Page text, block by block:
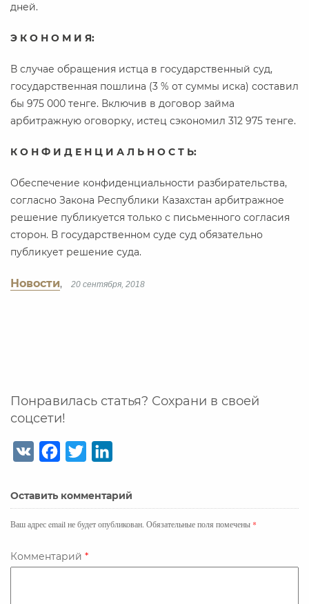
дней.
Э К О Н О М И Я:
В случае обращения истца в государственный суд,
государственная пошлина (3 % от суммы иска) составил
бы 975 000 тенге. Включив в договор займа
арбитражную оговорку, истец сэкономил 312 975 тенге.
К О Н Ф И Д Е Н Ц И А Л Ь Н О С Т Ь:
Обеспечение конфиденциальности разбирательства,
согласно Закона Республики Казахстан арбитражное
решение публикуется только с письменного согласия
сторон. В государственном суде суд обязательно
публикует решение суда.
Новости, 20 сентября, 2018
Понравилась статья? Сохрани в своей
соцсети!
e
b
o
k
t
r
k
e
n
Оставить комментарий
Ваш адрес email не будет опубликован. Обязательные поля помечены *
Комментарий *